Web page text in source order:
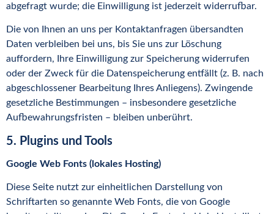
abgefragt wurde; die Einwilligung ist jederzeit widerrufbar.
Die von Ihnen an uns per Kontaktanfragen übersandten
Daten verbleiben bei uns, bis Sie uns zur Löschung
auffordern, Ihre Einwilligung zur Speicherung widerrufen
oder der Zweck für die Datenspeicherung entfällt (z. B. nach
abgeschlossener Bearbeitung Ihres Anliegens). Zwingende
gesetzliche Bestimmungen – insbesondere gesetzliche
Aufbewahrungsfristen – bleiben unberührt.
5. Plugins und Tools
Google Web Fonts (lokales Hosting)
Diese Seite nutzt zur einheitlichen Darstellung von
Schriftarten so genannte Web Fonts, die von Google